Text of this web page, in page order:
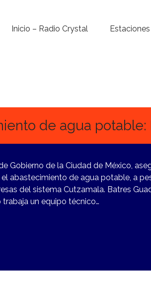
Inicio – Radio Crystal Estaciones
Noticias
Para ti
Contacto
de agua potable:
Gobierno de la Ciudad de México,
abastecimiento de agua potable, a
del sistema Cutzamala. Batres
un equipo técnico…